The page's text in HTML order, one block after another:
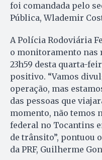
foi comandada pelo
Pública, Wlademir
A Polícia Rodoviária
o monitoramento nas
23h59 desta quarta-
positivo. “Vamos
operação, mas
das pessoas que
momento, não temos
federal no Tocantins
de trânsito”, pontuou
da PRF, Guilherme